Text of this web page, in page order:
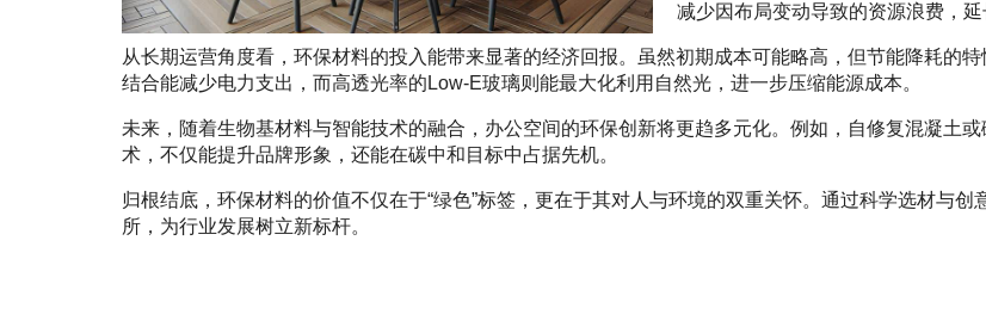
减少因布局变动导致的资源浪费，延
从长期运营角度看，环保材料的投入能带来显著的经济回报。虽然初期成本可能略高，但节能降耗的
结合能减少电力支出，而高透光率的Low-E玻璃则能最大化利用自然光，进一步压缩能源成本。
未来，随着生物基材料与智能技术的融合，办公空间的环保创新将更趋多元化。例如，自修复混凝土
术，不仅能提升品牌形象，还能在碳中和目标中占据先机。
归根结底，环保材料的价值不仅在于“绿色”标签，更在于其对人与环境的双重关怀。通过科学选材与
所，为行业发展树立新标杆。